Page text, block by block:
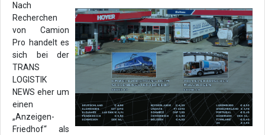
Nach
Recherchen
von Camion
Pro handelt es
sich bei der
TRANS
LOGISTIK
NEWS eher um
einen
„Anzeigen-
Friedhof“ als